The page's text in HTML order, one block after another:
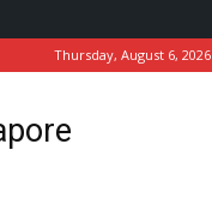
Thursday, August 6, 2026